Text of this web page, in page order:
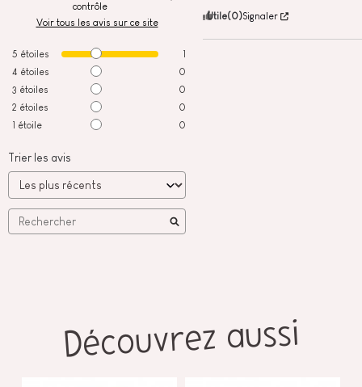
contrôle
Voir tous les avis sur ce site
5 étoiles
1
4 étoiles
0
3 étoiles
0
2 étoiles
0
1 étoile 0
Trier les avis
Utile(0)Signaler
Découvrez aussi